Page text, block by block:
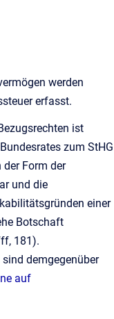
werden
erfasst.
ist
zum StHG
Form der
und die
einer
Botschaft
181).
demgegenüber
auf